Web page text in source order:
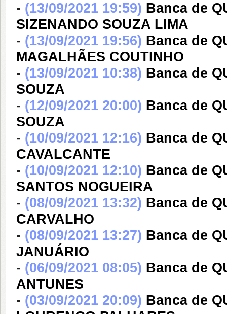
- (13/09/2021 19:59) Banca de
SIZENANDO SOUZA LIMA
- (13/09/2021 19:56) Banca de
MAGALHÃES COUTINHO
- (13/09/2021 10:38) Banca de
SOUZA
- (12/09/2021 20:00) Banca de
SOUZA
- (10/09/2021 12:16) Banca de
CAVALCANTE
- (10/09/2021 12:10) Banca de
SANTOS NOGUEIRA
- (08/09/2021 13:32) Banca de
CARVALHO
- (08/09/2021 13:27) Banca de
JANUÁRIO
- (06/09/2021 08:05) Banca de
ANTUNES
- (03/09/2021 20:09) Banca de